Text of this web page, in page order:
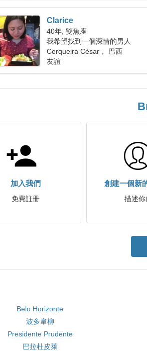
Clarice
40年, 雙魚座
我希望找到一個深情的男人
Cerqueira César， 巴西
友誼
加入我們
免費註冊
創建一個新
描述你
Belo Horizonte
波多韋柳
Presidente Prudente
巴拉杜皮萊